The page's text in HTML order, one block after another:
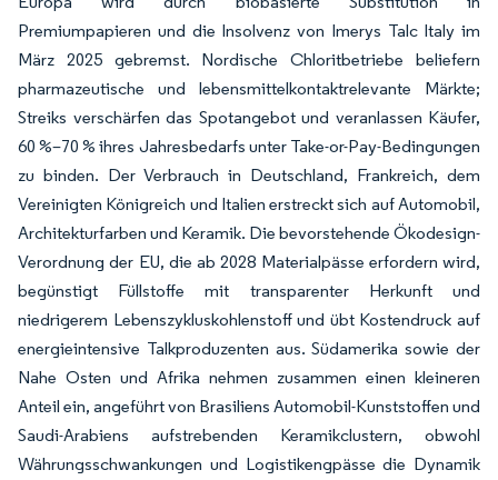
Premiumpapieren und die Insolvenz von Imerys Talc Italy im
März 2025 gebremst. Nordische Chloritbetriebe beliefern
pharmazeutische und lebensmittelkontaktrelevante Märkte;
Streiks verschärfen das Spotangebot und veranlassen Käufer,
60 %–70 % ihres Jahresbedarfs unter Take-or-Pay-Bedingungen
zu binden. Der Verbrauch in Deutschland, Frankreich, dem
Vereinigten Königreich und Italien erstreckt sich auf Automobil,
Architekturfarben und Keramik. Die bevorstehende Ökodesign-
Verordnung der EU, die ab 2028 Materialpässe erfordern wird,
begünstigt Füllstoffe mit transparenter Herkunft und
niedrigerem Lebenszykluskohlenstoff und übt Kostendruck auf
energieintensive Talkproduzenten aus. Südamerika sowie der
Nahe Osten und Afrika nehmen zusammen einen kleineren
Anteil ein, angeführt von Brasiliens Automobil-Kunststoffen und
Saudi-Arabiens aufstrebenden Keramikclustern, obwohl
Währungsschwankungen und Logistikengpässe die Dynamik